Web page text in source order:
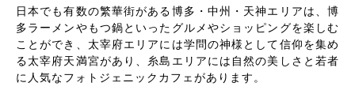
日本でも有数の繁華街がある博多・中州・天神エリアは、博
多ラーメンやもつ鍋といったグルメやショッピングを楽しむ
ことができ、太宰府エリアには学問の神様として信仰を集め
る太宰府天満宮があり、糸島エリアには自然の美しさと若者
に人気なフォトジェニックカフェがあります。